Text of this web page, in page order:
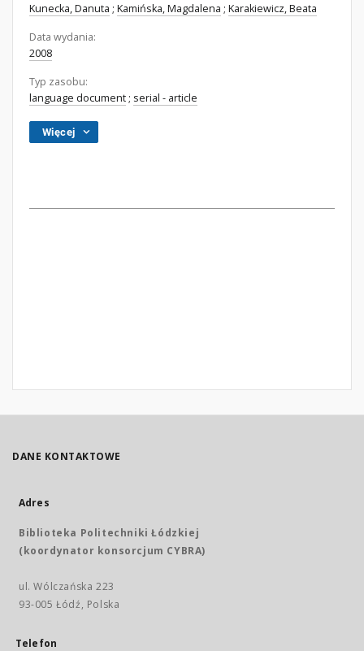
Kunecka, Danuta ; Kamińska, Magdalena ; Karakiewicz, Beata
Data wydania:
2008
Typ zasobu:
language document ; serial - article
Więcej
DANE KONTAKTOWE
Adres
Biblioteka Politechniki Łódzkiej
(koordynator konsorcjum CYBRA)
ul. Wólczańska 223
93-005 Łódź, Polska
Telefon